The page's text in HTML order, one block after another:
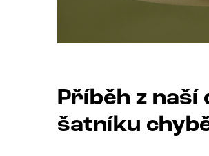
Příběh z naší
šatníku